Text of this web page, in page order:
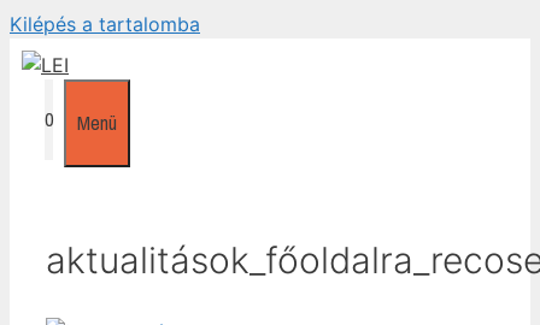
Kilépés a tartalomba
0 Menü